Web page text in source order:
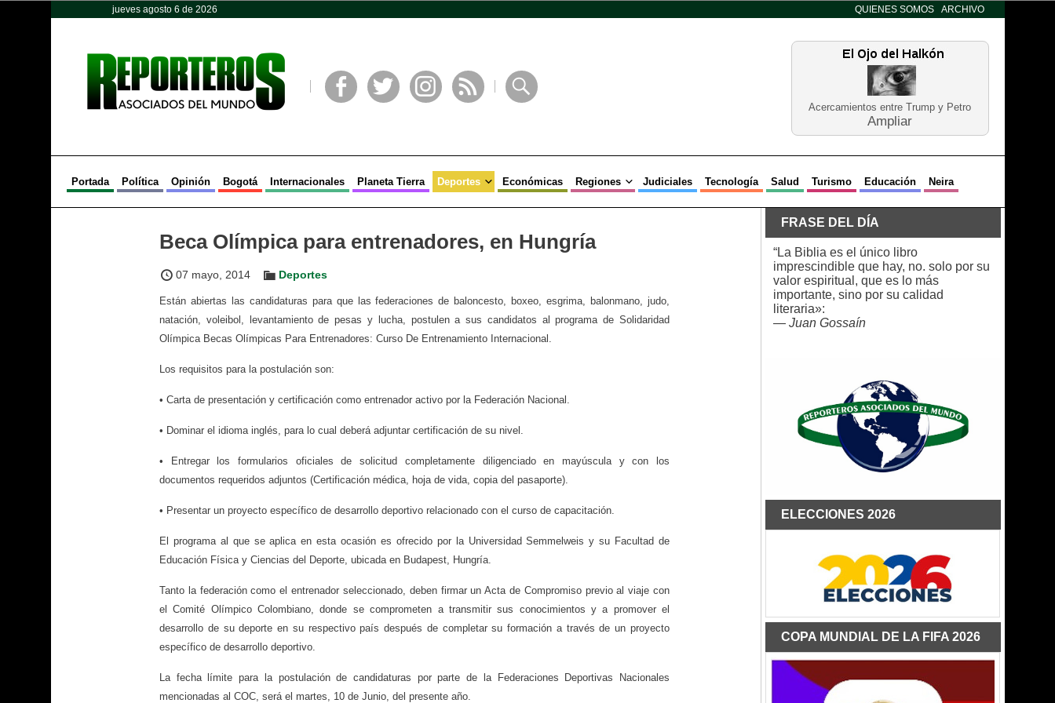
jueves agosto 6 de 2026 QUIENES SOMOS ARCHIVO
Acercamientos entre Trump y Petro
Ampliar
Portada Política Opinión Bogotá Internacionales Planeta Tierra Deportes Económicas Regiones Judiciales Tecnología Salud Turismo Educación Neira
Beca Olímpica para entrenadores, en Hungría
07 mayo, 2014 Deportes
Están abiertas las candidaturas para que las federaciones de baloncesto, boxeo, esgrima, balonmano, judo,
natación, voleibol, levantamiento de pesas y lucha, postulen a sus candidatos al programa de Solidaridad
Olímpica Becas Olímpicas Para Entrenadores: Curso De Entrenamiento Internacional.
Los requisitos para la postulación son:
• Carta de presentación y certificación como entrenador activo por la Federación Nacional.
• Dominar el idioma inglés, para lo cual deberá adjuntar certificación de su nivel.
• Entregar los formularios oficiales de solicitud completamente diligenciado en mayúscula y con los
documentos requeridos adjuntos (Certificación médica, hoja de vida, copia del pasaporte).
• Presentar un proyecto específico de desarrollo deportivo relacionado con el curso de capacitación.
El programa al que se aplica en esta ocasión es ofrecido por la Universidad Semmelweis y su Facultad de
Educación Física y Ciencias del Deporte, ubicada en Budapest, Hungría.
Tanto la federación como el entrenador seleccionado, deben firmar un Acta de Compromiso previo al viaje con
el Comité Olímpico Colombiano, donde se comprometen a transmitir sus conocimientos y a promover el
desarrollo de su deporte en su respectivo país después de completar su formación a través de un proyecto
específico de desarrollo deportivo.
La fecha límite para la postulación de candidaturas por parte de la Federaciones Deportivas Nacionales
mencionadas al COC, será el martes, 10 de Junio, del presente año.
FRASE DEL DÍA
“La Biblia es el único libro
imprescindible que hay, no. solo por su
valor espiritual, que es lo más
importante, sino por su calidad
literaria»:
— Juan Gossaín
ELECCIONES 2026
COPA MUNDIAL DE LA FIFA 2026
Opinión Política